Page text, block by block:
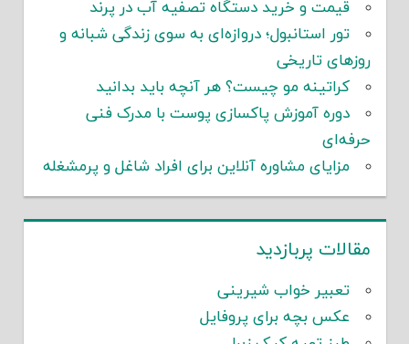
قیمت و خرید دستگاه تصفیه آب در پرند
تور استانبول؛ دروازه‌ای به سوی زندگی شبانه و
روزهای تاریخی
کراتینه مو چیست؟ هر آنچه باید بدانید
دوره آموزش پاکسازی پوست با مدرک فنی
حرفه‌ای
مزایای مشاوره آنلاین برای افراد شاغل و پرمشغله
مقالات پربازدید
تعبیر خواب شیرینی
عکس بچه برای پروفایل